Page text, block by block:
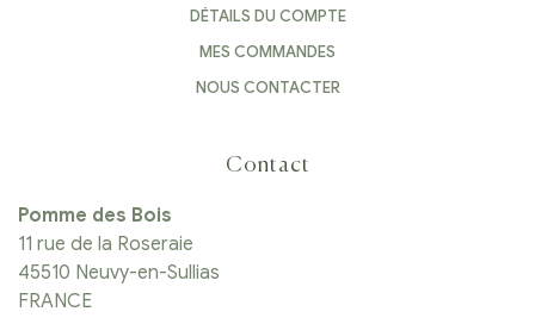
DÉTAILS DU COMPTE
MES COMMANDES
NOUS CONTACTER
Contact
Pomme des Bois
11 rue de la Roseraie
45510 Neuvy-en-Sullias
FRANCE